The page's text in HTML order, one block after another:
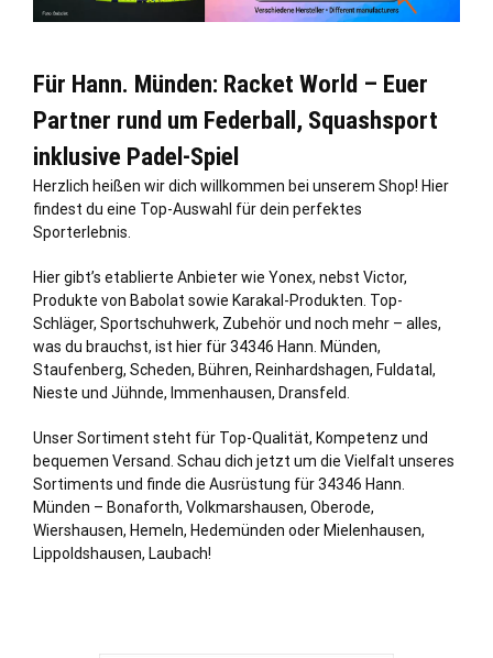
Für Hann. Münden: Racket World – Euer
Partner rund um Federball, Squashsport
inklusive Padel-Spiel
Herzlich heißen wir dich willkommen bei unserem Shop! Hier
findest du eine Top-Auswahl für dein perfektes
Sporterlebnis.
Hier gibt’s etablierte Anbieter wie Yonex, nebst Victor,
Produkte von Babolat sowie Karakal-Produkten. Top-
Schläger, Sportschuhwerk, Zubehör und noch mehr – alles,
was du brauchst, ist hier für 34346 Hann. Münden,
Staufenberg, Scheden, Bühren, Reinhardshagen, Fuldatal,
Nieste und Jühnde, Immenhausen, Dransfeld.
Unser Sortiment steht für Top-Qualität, Kompetenz und
bequemen Versand. Schau dich jetzt um die Vielfalt unseres
Sortiments und finde die Ausrüstung für 34346 Hann.
Münden – Bonaforth, Volkmarshausen, Oberode,
Wiershausen, Hemeln, Hedemünden oder Mielenhausen,
Lippoldshausen, Laubach!